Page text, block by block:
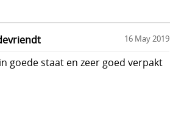
16 May 2019
goede staat en zeer goed verpakt